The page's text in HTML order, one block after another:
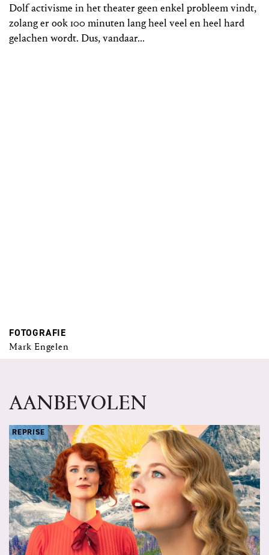
Dolf activisme in het theater geen enkel probleem vindt,
zolang er ook 100 minuten lang heel veel en heel hard
gelachen wordt. Dus, vandaar...
FOTOGRAFIE
Mark Engelen
AANBEVOLEN
REPRISE